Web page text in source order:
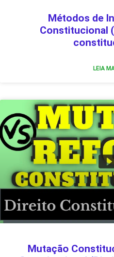
Métodos de
Constitucional
LEIA
Mutação